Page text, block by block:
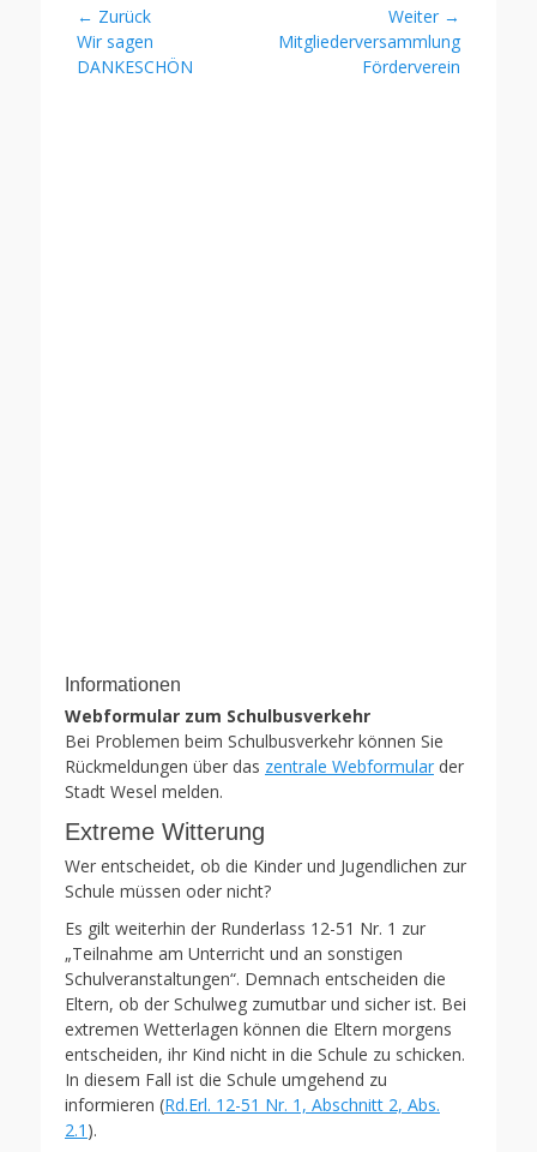
Beitragsnavigation
← Zurück
Vorheriger
Beitrag:
Wir sagen
DANKESCHÖN
Weiter →
Nächster
Mitgliederversammlung
Förderverein
Informationen
Webformular zum Schulbusverkehr
Bei Problemen beim Schulbusverkehr können Sie
Rückmeldungen über das zentrale Webformular der
Stadt Wesel melden.
Extreme Witterung
Wer entscheidet, ob die Kinder und Jugendlichen zur
Schule müssen oder nicht?
Es gilt weiterhin der Runderlass 12-51 Nr. 1 zur
„Teilnahme am Unterricht und an sonstigen
Schulveranstaltungen“. Demnach entscheiden die
Eltern, ob der Schulweg zumutbar und sicher ist. Bei
extremen Wetterlagen können die Eltern morgens
entscheiden, ihr Kind nicht in die Schule zu schicken.
In diesem Fall ist die Schule umgehend zu
informieren (Rd.Erl. 12-51 Nr. 1, Abschnitt 2, Abs.
2.1 ).